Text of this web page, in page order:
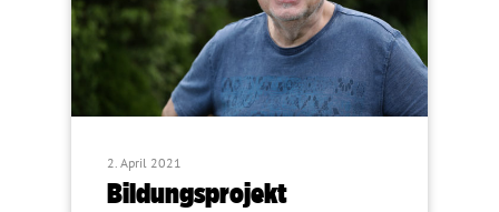
2. April 2021
Bildungsprojekt